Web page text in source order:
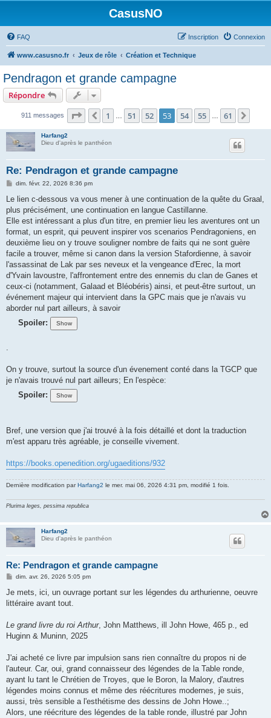
CasusNO
FAQ Connexion
Inscription
www.casusno.fr Jeux de rôle Création et Technique
Pendragon et grande campagne
Répondre
911 messages Page 53 sur 61
Précédent
1 51 52 53 54 55 61
Harfang2
Dieu d'après le panthéon
Re: Pendragon et grande campagne
M
s
a
g
dim. févr. 22, 2026 8:36 pm
Le lien c-dessous va vous mener à une continuation de la quête du Graal,
plus précisément, une continuation en langue Castillanne.
Elle est intéressant a plus d'un titre, en premier lieu les aventures ont un
format, un esprit, qui peuvent inspirer vos scenarios Pendragoniens, en
deuxième lieu on y trouve souligner nombre de faits qui ne sont guère
facile a trouver, même si canon dans la version Stafordienne, à savoir
l'assassinat de Lak par ses neveux et la vengeance d'Erec, la mort
d'Yvain lavoustre, l'affrontement entre des ennemis du clan de Ganes et
ceux-ci (notamment, Galaad et Bléobéris) ainsi, et peut-être surtout, un
événement majeur qui intervient dans la GPC mais que je n'avais vu
aborder nul part ailleurs, à savoir
Spoiler:
.
On y trouve, surtout la source d'un évenement conté dans la TGCP que
je n'avais trouvé nul part ailleurs; En l'espèce:
Spoiler:
Bref, une version que j'ai trouvé à la fois détaillé et dont la traduction
m'est apparu très agréable, je conseille vivement.
https://books.openedition.org/ugaeditions/932
Dernière modification parHarfang2 le mer. mai 06, 2026 4:31 pm, modifié 1 fois.
Plurima leges, pessima republica
Harfang2
Dieu d'après le panthéon
Re: Pendragon et grande campagne
M
s
a
dim. avr. 26, 2026 5:05 pm
Je mets, ici, un ouvrage portant sur les légendes du arthurienne, oeuvre
littéraire avant tout.
Le grand livre du roi Arthur, John Matthews, ill John Howe, 465 p., ed
Huginn & Muninn, 2025
J'ai acheté ce livre par impulsion sans rien connaître du propos ni de
l'auteur. Car, oui, grand connaisseur des légendes de la Table ronde,
ayant lu tant le Chrétien de Troyes, que le Boron, la Malory, d'autres
légendes moins connus et même des réécritures modernes, je suis,
aussi, très sensible a l'esthétisme des dessins de John Howe..;
Alors, une réécriture des légendes de la table ronde, illustré par John